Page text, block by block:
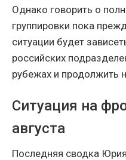
Однако говорить о
группировки пока
ситуации будет
российских
рубежах и продолжить
Ситуация на
августа
Последняя сводка